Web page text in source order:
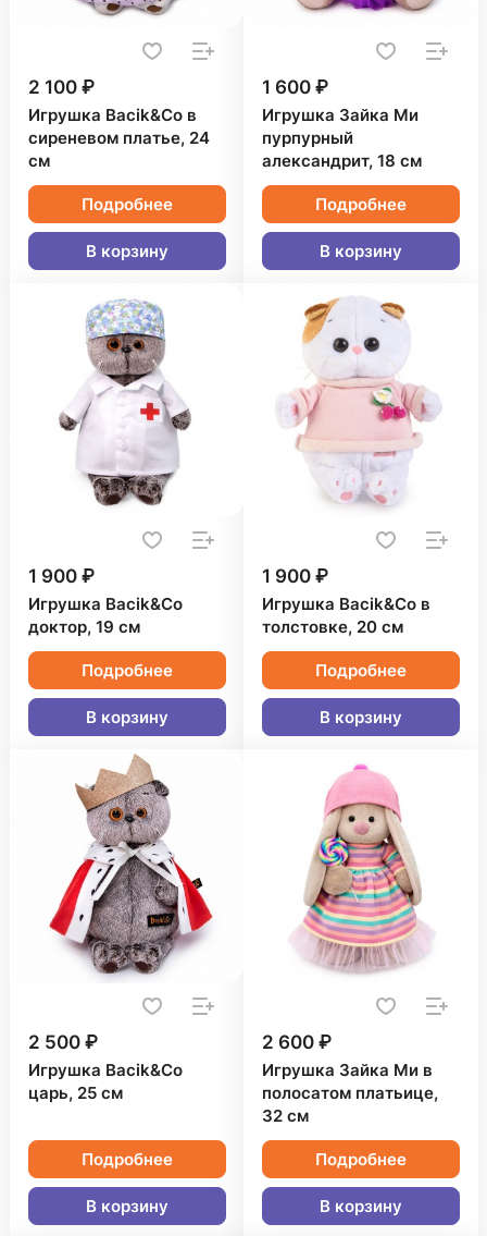
2 100 ₽
Игрушка Bacik&Co в
сиреневом платье, 24
см
Подробнее
В корзину
1 600 ₽
Игрушка Зайка Ми
пурпурный
александрит, 18 см
Подробнее
В корзину
1 900 ₽
Игрушка Bacik&Co
доктор, 19 см
Подробнее
В корзину
1 900 ₽
Игрушка Bacik&Co в
толстовке, 20 см
Подробнее
В корзину
2 500 ₽
Игрушка Bacik&Co
царь, 25 см
Подробнее
В корзину
2 600 ₽
Игрушка Зайка Ми в
полосатом платьице,
32 см
Подробнее
В корзину